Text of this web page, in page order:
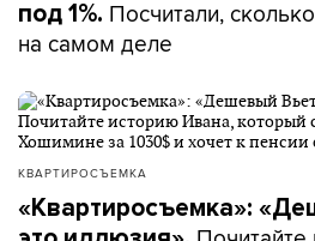
под 1%. Посчитали,
на самом деле
КВАРТИРОСЪЕМКА
«Квартиросъемка»: